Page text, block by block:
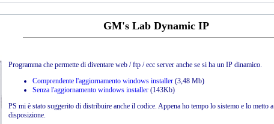
GM's Lab Dynamic IP
Programma che permette di diventare web / ftp / ecc server anche se si ha un IP dinamico.
Comprendente l'aggiornamento windows installer (3,48 Mb)
Senza l'aggiornamento windows installer (143Kb)
PS mi è stato suggerito di distribuire anche il codice. Appena ho tempo lo sistemo e lo metto a
disposizione.